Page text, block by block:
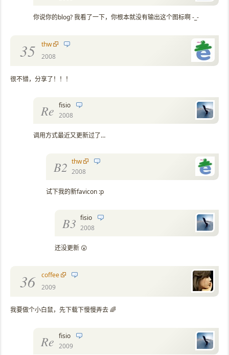
你说你的blog? 我看了一下，你根本就没有输出这个图标啊 -_-
35
thw
2008
很不错，分享了！！！
Re fisio
2008
调用方式最近又更新过了…
B2 thw
2008
试下我的新favicon :p
B3 fisio
2008
还没更新 😮
36
coffee
2009
我要做个小白鼠，先下载下慢慢弄去 🌈
Re fisio
2009